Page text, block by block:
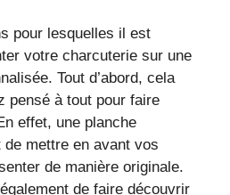
pour lesquelles il est
votre charcuterie sur une
Tout d’abord, cela
pensé à tout pour faire
effet, une planche
mettre en avant vos
de manière originale.
de faire découvrir